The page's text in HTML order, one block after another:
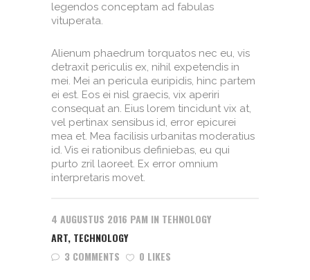
legendos conceptam ad fabulas
vituperata.
Alienum phaedrum torquatos nec eu, vis
detraxit periculis ex, nihil expetendis in
mei. Mei an pericula euripidis, hinc partem
ei est. Eos ei nisl graecis, vix aperiri
consequat an. Eius lorem tincidunt vix at,
vel pertinax sensibus id, error epicurei
mea et. Mea facilisis urbanitas moderatius
id. Vis ei rationibus definiebas, eu qui
purto zril laoreet. Ex error omnium
interpretaris movet.
4 AUGUSTUS 2016 PAM IN TEHNOLOGY
ART, TECHNOLOGY
3 COMMENTS
0 LIKES